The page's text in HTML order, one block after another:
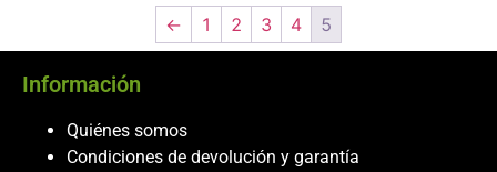
← 1 2 3 4 5
Información
Quiénes somos
Condiciones de devolución y garantía